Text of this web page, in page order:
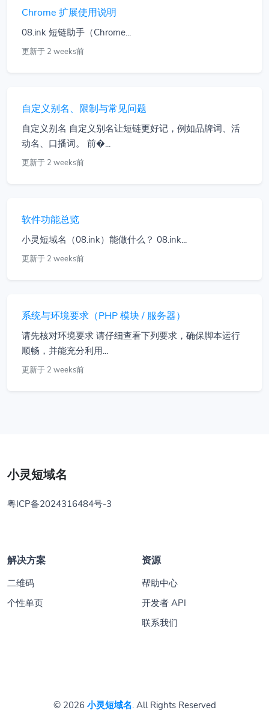
Chrome 扩展使用说明
08.ink 短链助手（Chrome...
更新于 2 weeks前
自定义别名、限制与常见问题
自定义别名 自定义别名让短链更好记，例如品牌词、活
动名、口播词。 前�...
更新于 2 weeks前
软件功能总览
小灵短域名（08.ink）能做什么？ 08.ink...
更新于 2 weeks前
系统与环境要求（PHP 模块 / 服务器）
请先核对环境要求 请仔细查看下列要求，确保脚本运行
顺畅，并能充分利用...
更新于 2 weeks前
小灵短域名
粤ICP备2024316484号-3
解决方案
二维码
个性单页
资源
帮助中心
开发者 API
联系我们
© 2026 小灵短域名. All Rights Reserved